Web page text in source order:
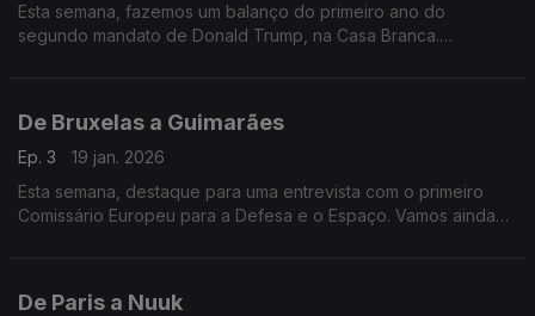
Esta semana, fazemos um balanço do primeiro ano do
segundo mandato de Donald Trump, na Casa Branca.
De Bruxelas a Guimarães
Ep. 3
19 jan. 2026
Esta semana, destaque para uma entrevista com o primeiro
Comissário Europeu para a Defesa e o Espaço. Vamos ainda
De Paris a Nuuk